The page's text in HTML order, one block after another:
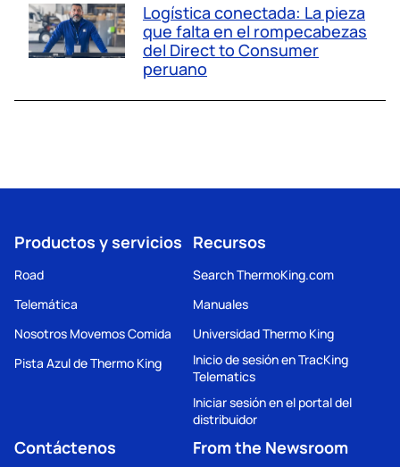
Logística conectada: La pieza
que falta en el rompecabezas
del Direct to Consumer
peruano
Productos y servicios
Road
Telemática
Nosotros Movemos Comida
Pista Azul de Thermo King
Recursos
Search ThermoKing.com
Manuales
Universidad Thermo King
Inicio de sesión en TracKing
Telematics
Iniciar sesión en el portal del
distribuidor
Contáctenos From the Newsroom